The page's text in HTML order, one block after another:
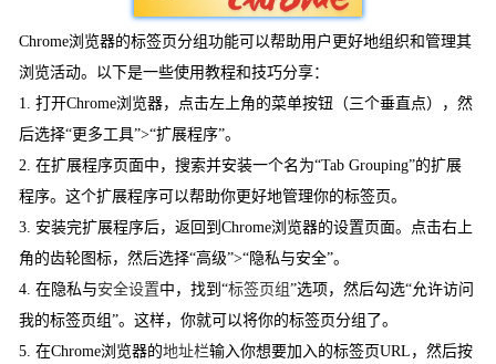
Chrome浏览器的标签页分组功能可以帮助用户更好地组织和管理其
浏览活动。以下是一些使用教程和技巧分享：
1. 打开Chrome浏览器，点击左上角的菜单按钮（三个垂直点），然
后选择“更多工具”>“扩展程序”。
2. 在扩展程序页面中，搜索并安装一个名为“Tab Grouping”的扩展
程序。这个扩展程序可以帮助你更好地管理你的标签页。
3. 安装完扩展程序后，返回到Chrome浏览器的设置页面。点击右上
角的齿轮图标，然后选择“高级”>“隐私与安全”。
4. 在隐私与安全设置中，找到“标签页组”选项，然后勾选“允许访问
我的标签页组”。这样，你就可以将你的标签页分组了。
5. 在Chrome浏览器的地址栏输入你想要加入的标签页URL，然后按